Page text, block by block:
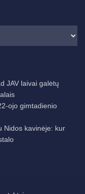
JAV laivai galėtų
ojo gimtadienio
Nidos kavinėje: kur